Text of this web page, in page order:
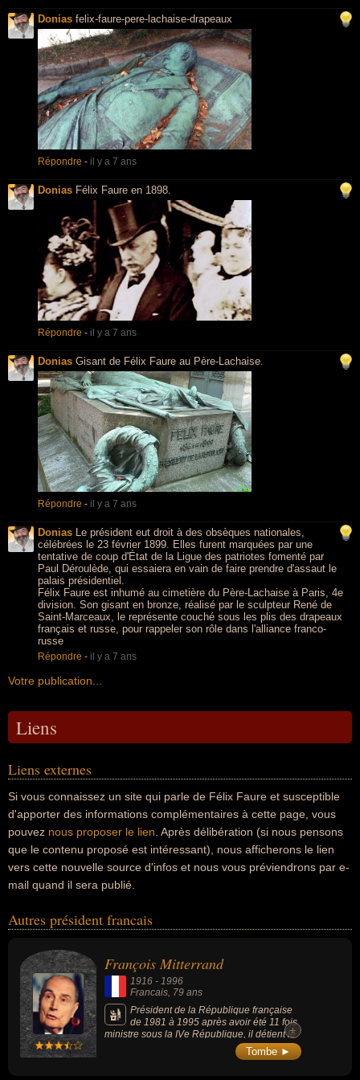
Donias felix-faure-pere-lachaise-drapeaux
Répondre - il y a 7 ans
Donias Félix Faure en 1898.
Répondre - il y a 7 ans
Donias Gisant de Félix Faure au Père-Lachaise.
Répondre - il y a 7 ans
Donias Le président eut droit à des obsèques nationales,
célébrées le 23 février 1899. Elles furent marquées par une
tentative de coup d'État de la Ligue des patriotes fomenté par
Paul Déroulède, qui essaiera en vain de faire prendre d'assaut le
palais présidentiel.
Félix Faure est inhumé au cimetière du Père-Lachaise à Paris, 4e
division. Son gisant en bronze, réalisé par le sculpteur René de
Saint-Marceaux, le représente couché sous les plis des drapeaux
français et russe, pour rappeler son rôle dans l'alliance franco-
russe
Répondre - il y a 7 ans
Votre publication...
Liens
Liens externes
Si vous connaissez un site qui parle de Félix Faure et susceptible
d'apporter des informations complémentaires à cette page, vous
pouvez nous proposer le lien . Après délibération (si nous pensons
que le contenu proposé est intéressant), nous afficherons le lien
vers cette nouvelle source d'infos et nous vous préviendrons par e-
mail quand il sera publié.
Autres président francais
François Mitterrand
1916 - 1996
Francais, 79 ans
Président de la République française
de 1981 à 1995 après avoir été 11 fois
ministre sous la IVe République, il détient le
record de longévité à la présidence de la
République française en effectuant 2
+
Tombe ►